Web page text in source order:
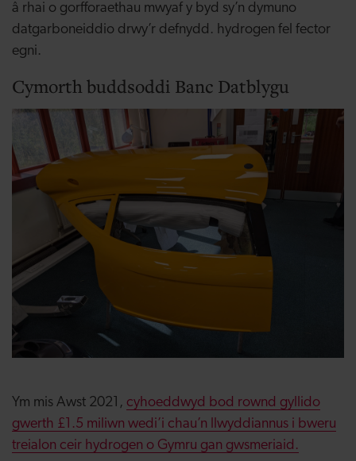
â rhai o gorfforaethau mwyaf y byd sy’n dymuno
datgarboneiddio drwy’r defnydd. hydrogen fel fector
egni.
Cymorth buddsoddi Banc Datblygu
Ym mis Awst 2021, cyhoeddwyd bod rownd gyllido
gwerth £1.5 miliwn wedi’i chau’n llwyddiannus i bweru
treialon ceir hydrogen o Gymru gan gwsmeriaid.